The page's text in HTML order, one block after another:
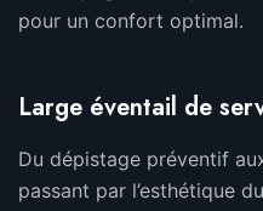
pour un confort optimal.
Large éventail de
Du dépistage préventif
passant par l’esthétique